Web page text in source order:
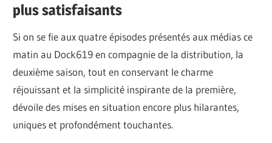
plus satisfaisants
Si on se fie aux quatre épisodes présentés aux médias ce
matin au Dock619 en compagnie de la distribution, la
deuxième saison, tout en conservant le charme
réjouissant et la simplicité inspirante de la première,
dévoile des mises en situation encore plus hilarantes,
uniques et profondément touchantes.